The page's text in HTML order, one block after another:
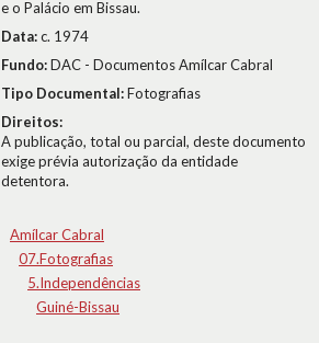
e o Palácio em Bissau.
Data:c. 1974
Fundo:DAC - Documentos Amílcar Cabral
Tipo Documental:Fotografias
Direitos:
A publicação, total ou parcial, deste documento
exige prévia autorização da entidade
detentora.
Amílcar Cabral
07.Fotografias
5.Independências
Guiné-Bissau